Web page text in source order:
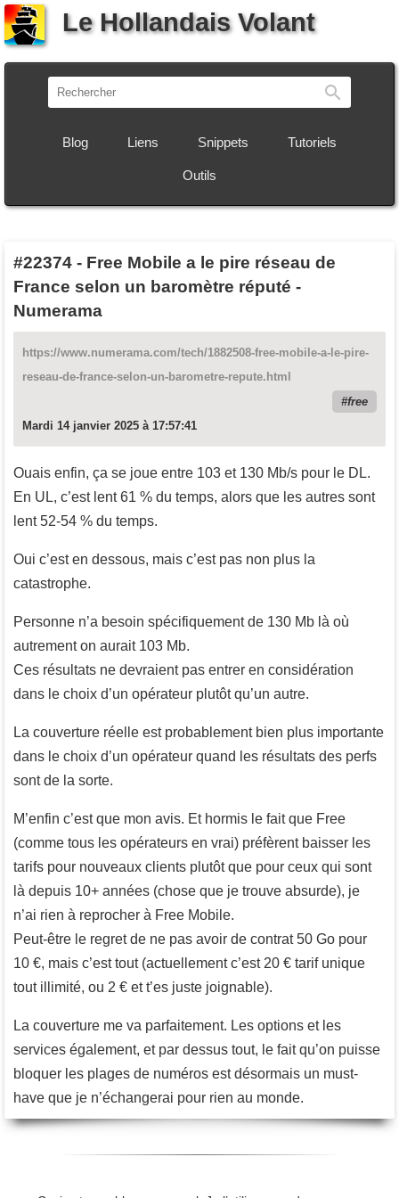
Le Hollandais Volant
Blog Liens Snippets Tutoriels
Outils
#22374 - Free Mobile a le pire réseau de
France selon un baromètre réputé -
Numerama
https://www.numerama.com/tech/1882508-free-mobile-a-le-pire-
reseau-de-france-selon-un-barometre-repute.html
free
Mardi 14 janvier 2025 à 17:57:41
Ouais enfin, ça se joue entre 103 et 130 Mb/s pour le DL.
En UL, c’est lent 61 % du temps, alors que les autres sont
lent 52-54 % du temps.
Oui c’est en dessous, mais c’est pas non plus la
catastrophe.
Personne n’a besoin spécifiquement de 130 Mb là où
autrement on aurait 103 Mb.
Ces résultats ne devraient pas entrer en considération
dans le choix d’un opérateur plutôt qu’un autre.
La couverture réelle est probablement bien plus importante
dans le choix d’un opérateur quand les résultats des perfs
sont de la sorte.
M’enfin c’est que mon avis. Et hormis le fait que Free
(comme tous les opérateurs en vrai) préfèrent baisser les
tarifs pour nouveaux clients plutôt que pour ceux qui sont
là depuis 10+ années (chose que je trouve absurde), je
n’ai rien à reprocher à Free Mobile.
Peut-être le regret de ne pas avoir de contrat 50 Go pour
10 €, mais c’est tout (actuellement c’est 20 € tarif unique
tout illimité, ou 2 € et t’es juste joignable).
La couverture me va parfaitement. Les options et les
services également, et par dessus tout, le fait qu’on puisse
bloquer les plages de numéros est désormais un must-
have que je n’échangerai pour rien au monde.